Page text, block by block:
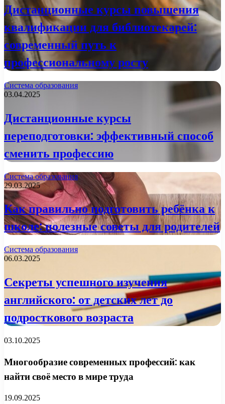
Дистанционные курсы повышения
квалификации для библиотекарей:
современный путь к
профессиональному росту
Система образования
03.04.2025
Дистанционные курсы
переподготовки: эффективный способ
сменить профессию
Система образования
29.03.2025
Как правильно подготовить ребёнка к
школе: полезные советы для родителей
Система образования
06.03.2025
Секреты успешного изучения
английского: от детских лет до
подросткового возраста
03.10.2025
Многообразие современных профессий: как
найти своё место в мире труда
19.09.2025